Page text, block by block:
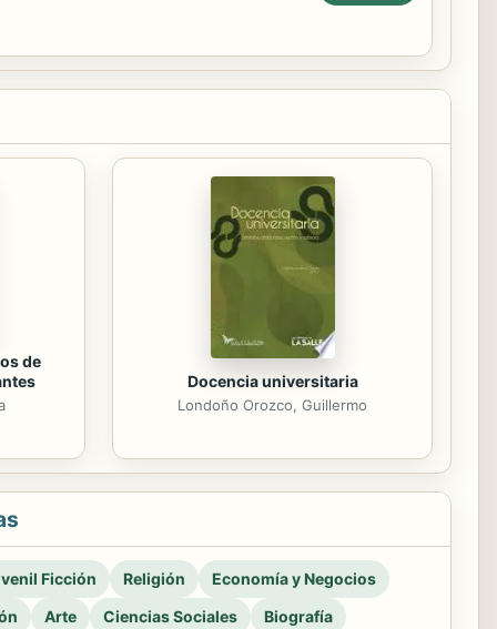
de
Docencia universitaria
Londoño Orozco, Guillermo
Ficción Religión
Economía y Negocios
Arte Ciencias Sociales Biografía